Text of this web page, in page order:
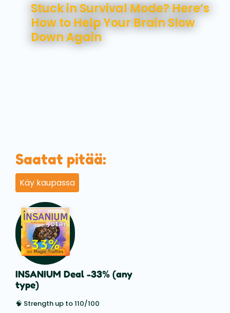
Stuck in Survival Mode? Here’s
How to Help Your Brain Slow
Down Again
Saatat pitää:
Käy kaupassa
INSANIUM Deal -33% (any
type)
🧠 Strength up to 110/100